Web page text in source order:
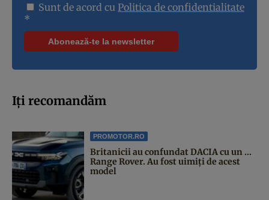
Sunt de acord cu Politica de confidentialitate
*
Iți recomandăm
PROMOTOR.RO
Britanicii au confundat DACIA cu un ...
Range Rover. Au fost uimiți de acest
model